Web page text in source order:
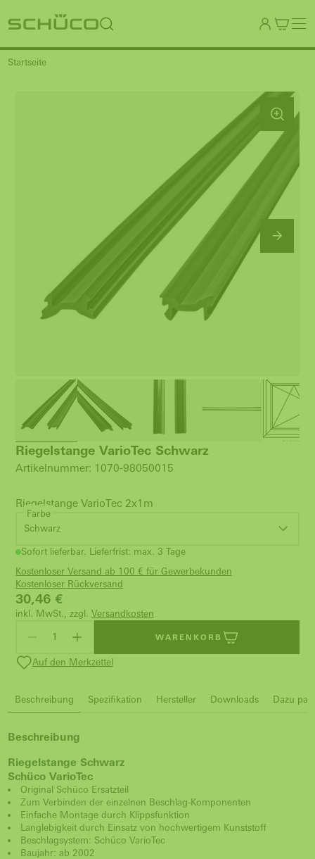
Startseite
Riegelstange VarioTec Schwarz
Artikelnummer: 1070-98050015
Riegelstange VarioTec 2x1m
Farbe
Schwarz
Sofort lieferbar. Lieferfrist: max. 3 Tage
Kostenloser Versand ab 100 € für Gewerbekunden
Kostenloser Rückversand
30,46 €
inkl. MwSt., zzgl. Versandkosten
WARENKORB
Auf den Merkzettel
Beschreibung Spezifikation Hersteller Downloads Dazu
Beschreibung
Riegelstange Schwarz
Schüco VarioTec
Original Schüco Ersatzteil
Zum Verbinden der einzelnen Beschlag-Komponenten
Einfache Montage durch Klippsfunktion
Langlebigkeit durch Einsatz von hochwertigem Kunststoff
Beschlagsystem: Schüco VarioTec
Baujahr: ab 2002